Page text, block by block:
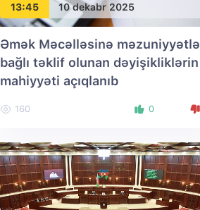
13:45 10 dekabr 2025
Əmək Məcəlləsinə məzuniyyətlə
bağlı təklif olunan dəyişikliklərin
mahiyyəti açıqlanıb
160 0